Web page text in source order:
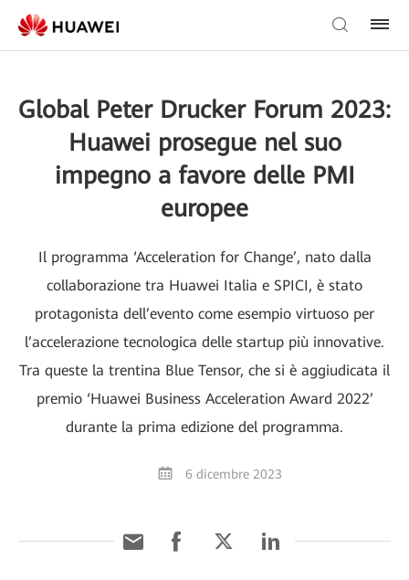
Global Peter Drucker Forum 2023:
Huawei prosegue nel suo
impegno a favore delle PMI
europee
Il programma ‘Acceleration for Change’, nato dalla
collaborazione tra Huawei Italia e SPICI, è stato
protagonista dell’evento come esempio virtuoso per
l’accelerazione tecnologica delle startup più innovative.
Tra queste la trentina Blue Tensor, che si è aggiudicata il
premio ‘Huawei Business Acceleration Award 2022’
durante la prima edizione del programma.
6 dicembre 2023